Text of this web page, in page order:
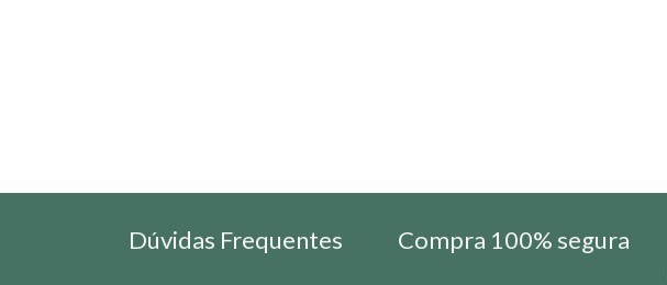
Dúvidas Frequentes Compra 100% segura